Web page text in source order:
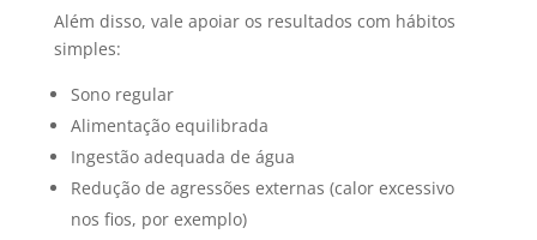
Além disso, vale apoiar os resultados com hábitos
simples:
Sono regular
Alimentação equilibrada
Ingestão adequada de água
Redução de agressões externas (calor excessivo
nos fios, por exemplo)